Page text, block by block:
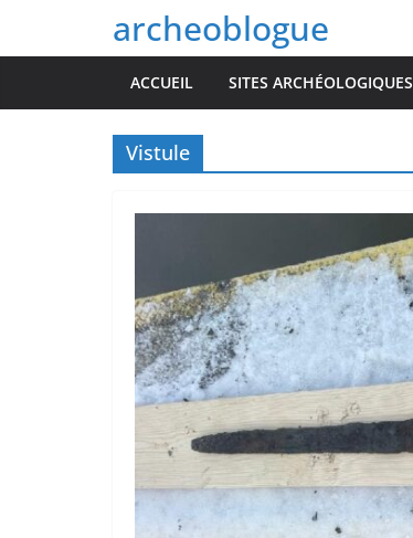
archeoblogue
ACCUEIL SITES ARCHÉOLOGIQUES
Vistule